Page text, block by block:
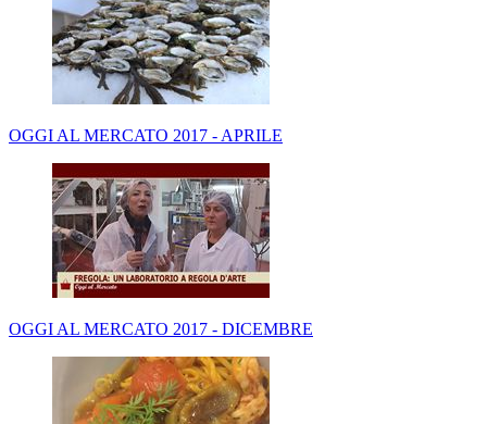
OGGI AL MERCATO 2017 - APRILE
OGGI AL MERCATO 2017 - DICEMBRE